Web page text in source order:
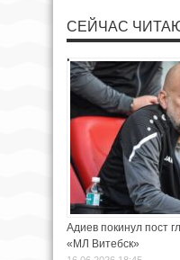
СЕЙЧАС
Адиев покинул пост
«МЛ Витебск»